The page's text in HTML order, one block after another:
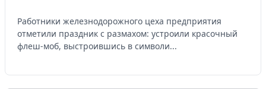
Работники железнодорожного цеха предприятия
отметили праздник с размахом: устроили красочный
флеш-моб, выстроившись в символи...